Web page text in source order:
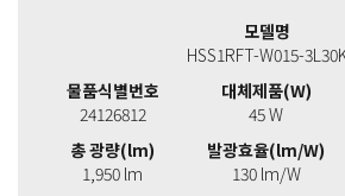
모델명
HSS1RFT-W015-
물품식별번호
24126812
대체제품(W)
45 W
총 광량(lm)
1,950 lm
발광효율(lm/W)
130 lm/W